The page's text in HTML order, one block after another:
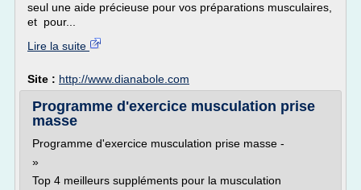
seul une aide précieuse pour vos préparations musculaires,
et pour...
Lire la suite
Site : http://www.dianabole.com
Programme d'exercice musculation prise
masse
Programme d'exercice musculation prise masse -
»
Top 4 meilleurs suppléments pour la musculation